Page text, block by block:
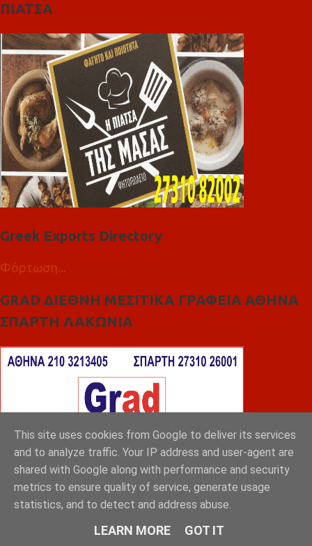
ΠΙΑΤΣΑ
Greek Exports Directory
Φόρτωση...
GRAD ΔΙΕΘΝΗ ΜΕΣΙΤΙΚΑ ΓΡΑΦΕΙΑ ΑΘΗΝΑ
ΣΠΑΡΤΗ ΛΑΚΩΝΙΑ
This site uses cookies from Google to deliver its services
and to analyze traffic. Your IP address and user-agent are
shared with Google along with performance and security
metrics to ensure quality of service, generate usage
statistics, and to detect and address abuse.
LEARN MORE GOT IT